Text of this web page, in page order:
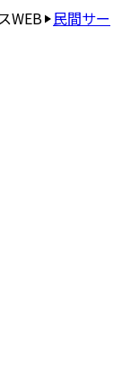
WEB 民間サー